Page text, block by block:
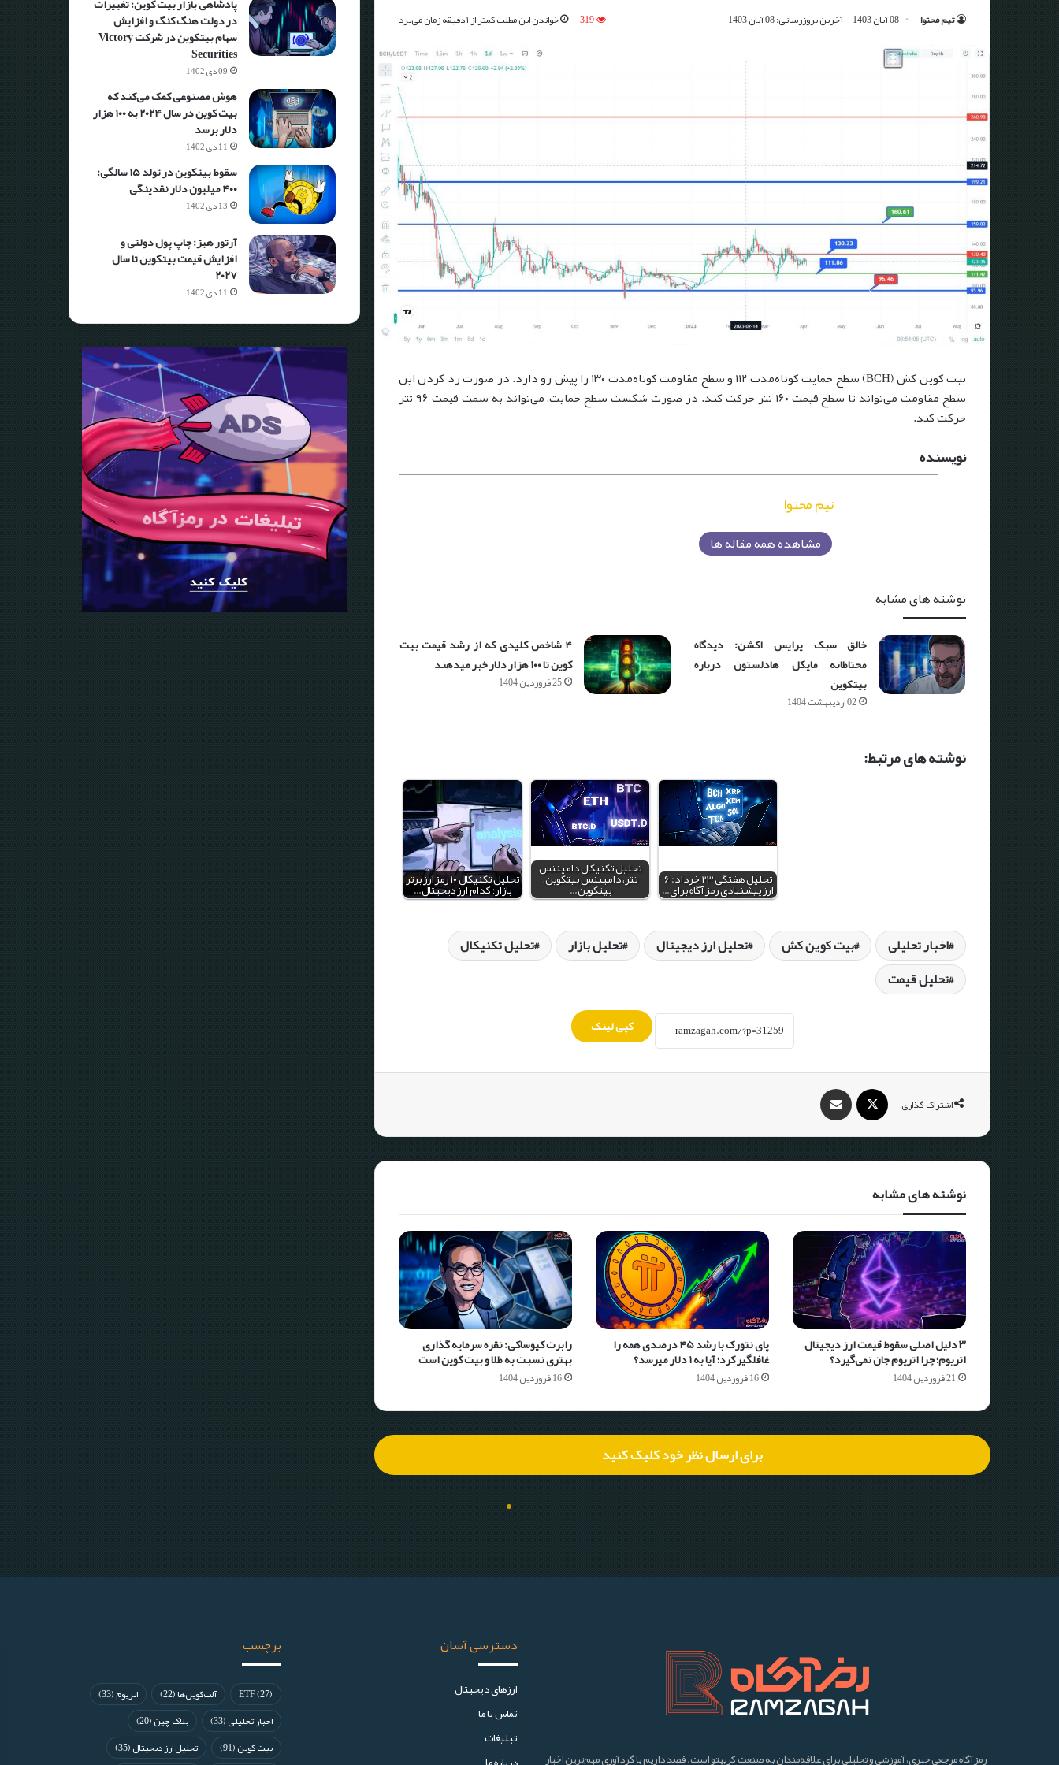
تیم محتوا 08 آبان 1403 آخرین بروزرسانی: 08 آبان 1403 319 خواندن این مطلب کمتر از ۱ دقیقه زمان می‌برد
بیت کوین کش (BCH) سطح حمایت کوتاه‌مدت ۱۱۲ و سطح مقاومت کوتاه‌مدت ۱۳۰ را پیش رو دارد.
در صورت رد کردن این
سطح مقاومت می‌تواند تا سطح قیمت ۱۶۰ تتر حرکت کند.
در صورت شکست سطح حمایت، می‌تواند به سمت قیمت ۹۶ تتر
حرکت کند.
نویسنده
تیم محتوا
مشاهده همه مقاله ها
نوشته های مشابه
خالق سبک پرایس اکشن: دیدگاه
محتاطانه مایکل هادلستون درباره
بیتکوین
02 اردیبهشت 1404
۴ شاخص کلیدی که از رشد قیمت بیت
کوین تا ۱۰۰ هزار دلار خبر می‎دهند
25 فروردین 1404
نوشته های مرتبط:
تحلیل تکنیکال ۱۰ رمزارز برتر
بازار؛ کدام ارز دیجیتال…
تحلیل تکنیکال دامیننس
تتر، دامیننس بیتکوین،
بیتکوین…
تحلیل هفتگی ۲۳ خرداد: ۶
ارز پیشنهادی رمزآگاه برای…
اخبار تحلیلی بیت کوین کش تحلیل ارز دیجیتال تحلیل بازار
تحلیل تکنیکال
تحلیل قیمت
کپی لینک
اشتراک گذاری
نوشته های مشابه
۳ دلیل اصلی سقوط قیمت ارز دیجیتال
اتریوم؛ چرا اتریوم جان نمی‌گیرد؟
21 فروردین 1404
پای نتورک با رشد ۴۵ درصدی همه را
غافلگیر کرد؛ آیا به ۱ دلار می‎رسد؟
16 فروردین 1404
رابرت کیوساکی: نقره سرمایه گذاری
بهتری نسبت به طلا و بیت کوین است
16 فروردین 1404
برای ارسال نظر خود کلیک کنید
در دولت هنگ کنگ و افزایش
سهام بیتکوین در شرکت Victory
Securities
09 دی 1402
هوش مصنوعی کمک می‌کند که
بیت کوین در سال ۲۰۲۴ به ۱۰۰ هزار
دلار برسد
11 دی 1402
سقوط بیتکوین در تولد ۱۵ سالگی:
۴۰۰ میلیون دلار نقدینگی
13 دی 1402
آرتور هیز: چاپ پول دولتی و
افزایش قیمت بیتکوین تا سال
۲۰۲۷
11 دی 1402
رمزآگاه مرجعی خبری، آموزشی و تحلیلی برای علاقه‌مندان به صنعت کریپتو است. قصد داریم با گردآوری مهم‌ترین اخبار
دسترسی آسان
ارز‌های دیجیتال
تماس با ما
تبلیغات
برچسب
ETF(27) آلت‌کوین‌ها(22) اتریوم(33)
اخبار تحلیلی(33) بلاک چین(20)
بیت کوین(91) تحلیل ارز دیجیتال(35)